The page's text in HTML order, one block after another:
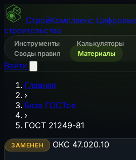
СтройКомплаенс
строительства
Инструменты Калькуляторы
Своды правил
Материалы
Войти
Главная
›
База ГОСТов
›
ГОСТ 21249-81
ЗАМЕНЕН ОКС 47.020.10